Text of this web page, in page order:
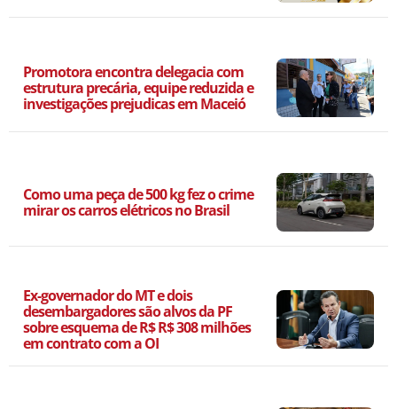
Promotora encontra delegacia com
estrutura precária, equipe reduzida e
investigações prejudicas em Maceió
Como uma peça de 500 kg fez o crime
mirar os carros elétricos no Brasil
Ex-governador do MT e dois
desembargadores são alvos da PF
sobre esquema de R$ R$ 308 milhões
em contrato com a OI